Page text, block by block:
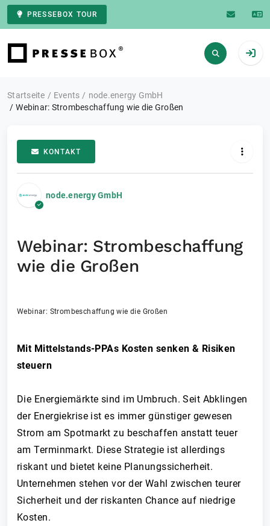
PRESSEBOX TOUR
Zur Startseite
Startseite Events
node.energy GmbH
Webinar: Strombeschaffung wie die Großen
KONTAKT
node.energy GmbH
Webinar: Strombeschaffung
wie die Großen
Webinar: Strombeschaffung wie die Großen
Mit Mittelstands-PPAs Kosten senken & Risiken
steuern
Die Energiemärkte sind im Umbruch. Seit Abklingen
der Energiekrise ist es immer günstiger gewesen
Strom am Spotmarkt zu beschaffen anstatt teuer
am Terminmarkt. Diese Strategie ist allerdings
riskant und bietet keine Planungssicherheit.
Unternehmen stehen vor der Wahl zwischen teurer
Sicherheit und der riskanten Chance auf niedrige
Kosten.